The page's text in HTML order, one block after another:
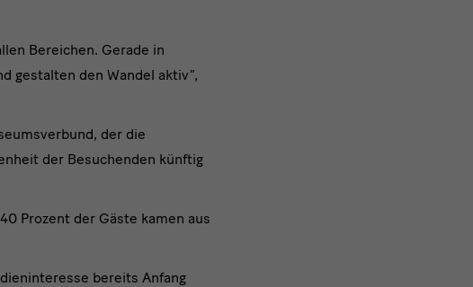
Bereichen. Gerade in
gestalten den Wandel aktiv“,
der die
der Besuchenden künftig
Prozent der Gäste kamen aus
bereits Anfang